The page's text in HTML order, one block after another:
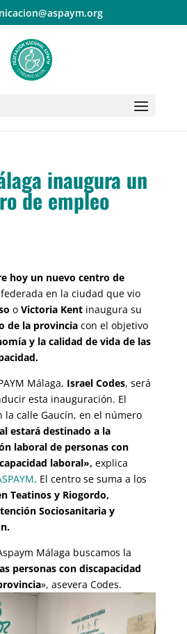
inaugura un
de empleo
hoy un nuevo centro de
en la ciudad que vio
o Victoria Kent inaugura su
de la provinciacon el objetivo
y la calidad de vida de las
Málaga, Israel Codes, será
esta inauguración. El
la calle Gaucín, en el número
estará destinado a la
laboral de personas con
laboral», explica
. El centro se suma a los
Teatinos y Riogordo,
Sociosanitaria y
Málaga buscamos la
personas con discapacidad
», asevera Codes.